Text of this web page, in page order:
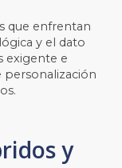
que enfrentan
y el dato
exigente e
personalización
y